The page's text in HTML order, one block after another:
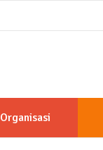
Organisasi